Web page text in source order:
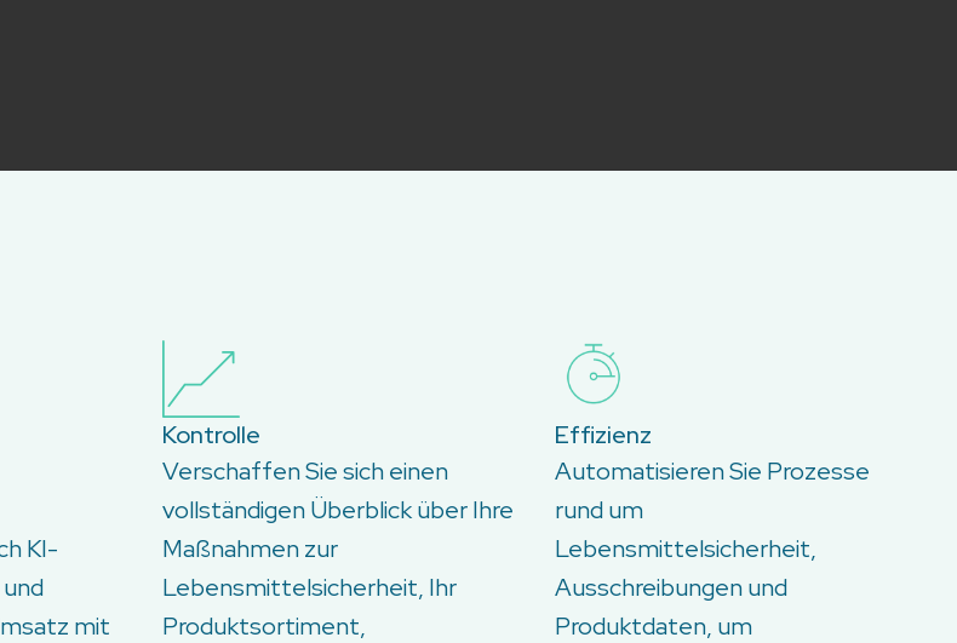
KI-
mit
Kontrolle
Verschaffen Sie sich einen
vollständigen Überblick über Ihre
Maßnahmen zur
Lebensmittelsicherheit, Ihr
Produktsortiment,
Effizienz
Automatisieren Sie Prozesse
rund um
Lebensmittelsicherheit,
Ausschreibungen und
Produktdaten, um